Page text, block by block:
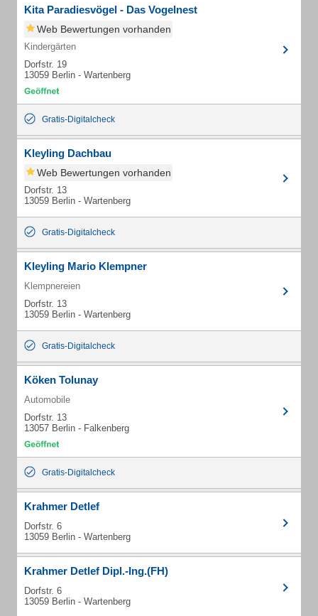
Kita Paradiesvögel - Das Vogelnest
Web Bewertungen vorhanden
Kindergärten
Dorfstr. 19
13059 Berlin - Wartenberg
Gratis-Digitalcheck
Kleyling Dachbau
Web Bewertungen vorhanden
Dorfstr. 13
13059 Berlin - Wartenberg
Gratis-Digitalcheck
Kleyling Mario Klempner
Klempnereien
Dorfstr. 13
13059 Berlin - Wartenberg
Gratis-Digitalcheck
Köken Tolunay
Automobile
Dorfstr. 13
13057 Berlin - Falkenberg
Gratis-Digitalcheck
Krahmer Detlef
Dorfstr. 6
13059 Berlin - Wartenberg
Krahmer Detlef Dipl.-Ing.(FH)
Dorfstr. 6
13059 Berlin - Wartenberg